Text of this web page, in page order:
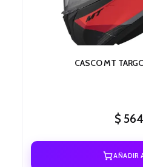
CASCO MT
$
AÑADIR